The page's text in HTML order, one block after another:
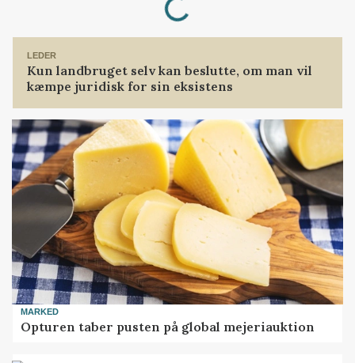
LEDER
Kun landbruget selv kan beslutte, om man vil
kæmpe juridisk for sin eksistens
MARKED
Opturen taber pusten på global mejeriauktion